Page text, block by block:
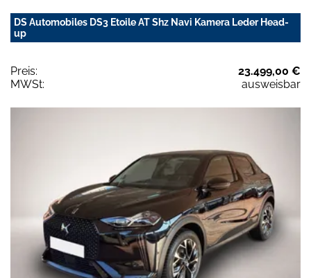
DS Automobiles DS3 Etoile AT Shz Navi Kamera Leder Head-
up
Preis:
23.499,00 €
MWSt:
ausweisbar